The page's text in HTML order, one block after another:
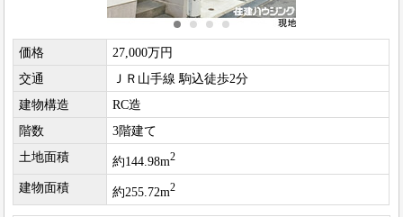
価格
27,000万円
交通
ＪＲ山手線 駒込徒歩2分
建物構造
RC造
階数
3階建て
土地面積
約144.98m2
建物面積 約255.72m2